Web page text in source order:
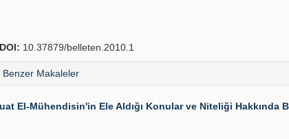
DOI: 10.37879/belleten.2010.1
Benzer Makaleler
El-Mühendisin'in Ele Aldığı Konular ve Niteliği Hakkında